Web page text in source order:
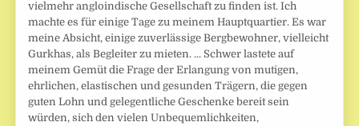
vielmehr angloindische Gesellschaft zu finden ist. Ich
machte es für einige Tage zu meinem Hauptquartier. Es war
meine Absicht, einige zuverlässige Bergbewohner, vielleicht
Gurkhas, als Begleiter zu mieten. ... Schwer lastete auf
meinem Gemüt die Frage der Erlangung von mutigen,
ehrlichen, elastischen und gesunden Trägern, die gegen
guten Lohn und gelegentliche Geschenke bereit sein
würden, sich den vielen Unbequemlichkeiten,